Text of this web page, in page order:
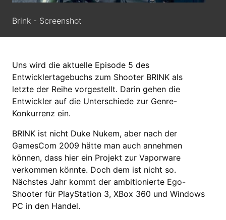
Brink - Screenshot
Uns wird die aktuelle Episode 5 des
Entwicklertagebuchs zum Shooter BRINK als
letzte der Reihe vorgestellt. Darin gehen die
Entwickler auf die Unterschiede zur Genre-
Konkurrenz ein.
BRINK ist nicht Duke Nukem, aber nach der
GamesCom 2009 hätte man auch annehmen
können, dass hier ein Projekt zur Vaporware
verkommen könnte. Doch dem ist nicht so.
Nächstes Jahr kommt der ambitionierte Ego-
Shooter für PlayStation 3, XBox 360 und Windows
PC in den Handel.